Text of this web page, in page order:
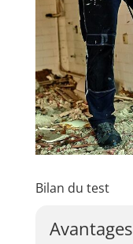
Bilan du test
Avantages